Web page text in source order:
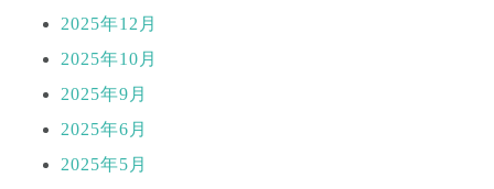
2025年12月
2025年10月
2025年9月
2025年6月
2025年5月